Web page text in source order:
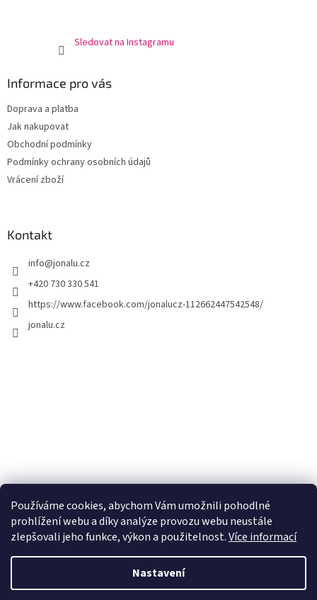
Používáme cookies, abychom Vám umožnili pohodlné
prohlížení webu a díky analýze provozu webu neustále
zlepšovali jeho funkce, výkon a použitelnost.Více informací
Nastavení
Sledovat na Instagramu
Informace pro vás
Doprava a platba
Jak nakupovat
Obchodní podmínky
Podmínky ochrany osobních údajů
Vrácení zboží
Kontakt
info@jonalu.cz
+420 730 330 541
https://www.facebook.com/jonalucz-112662447542548/
jonalu.cz
Vytvořil Shoptet